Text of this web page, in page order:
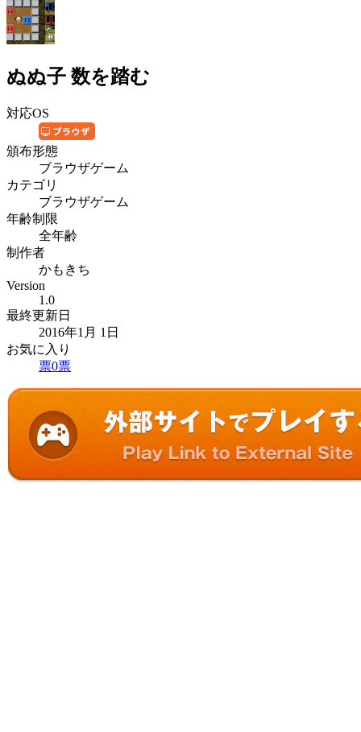
ぬぬ子 数を踏む
対応OS
頒布形態
ブラウザゲーム
カテゴリ
ブラウザゲーム
年齢制限
全年齢
制作者
かもきち
Version
1.0
最終更新日
2016年1月 1日
お気に入り
票0票